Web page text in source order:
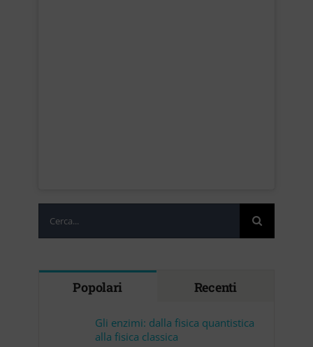
Popolari Recenti
Gli enzimi: dalla fisica quantistica
alla fisica classica